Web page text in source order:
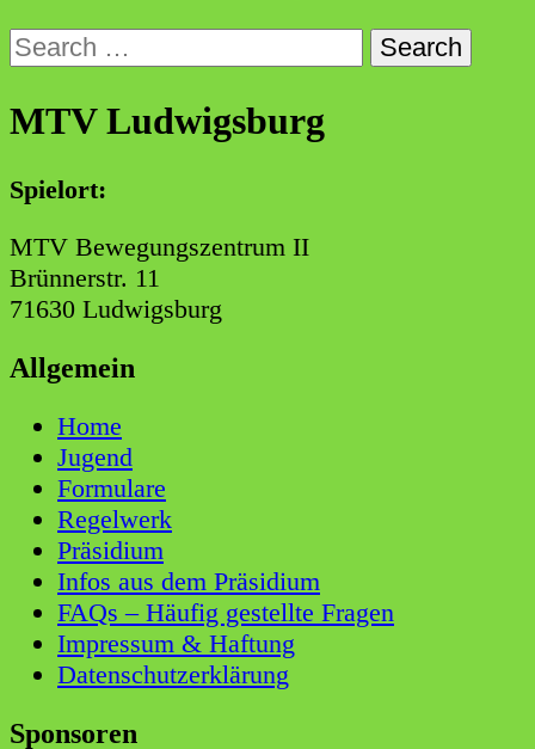
Search
for:
MTV Ludwigsburg
Spielort:
MTV Bewegungszentrum II
Brünnerstr. 11
71630 Ludwigsburg
Allgemein
Home
Jugend
Formulare
Regelwerk
Präsidium
Infos aus dem Präsidium
FAQs – Häufig gestellte Fragen
Impressum & Haftung
Datenschutzerklärung
Sponsoren